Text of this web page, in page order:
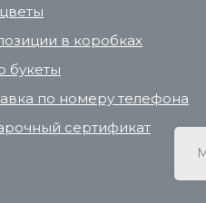
в коробках
по номеру телефона
сертификат
букеты